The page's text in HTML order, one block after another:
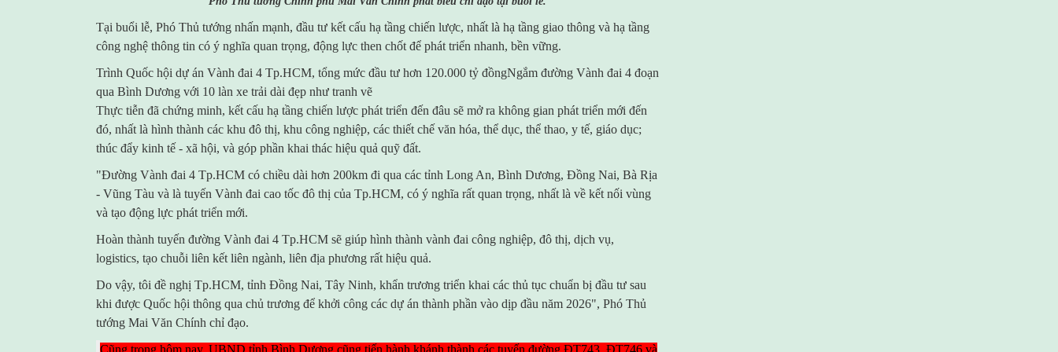
Tại buổi lễ, Phó Thủ tướng nhấn mạnh, đầu tư kết cấu hạ tầng chiến lược, nhất là hạ tầng giao thông và hạ tầng
công nghệ thông tin có ý nghĩa quan trọng, động lực then chốt để phát triển nhanh, bền vững.
Trình Quốc hội dự án Vành đai 4 Tp.HCM, tổng mức đầu tư hơn 120.000 tỷ đồngNgắm đường Vành đai 4 đoạn
qua Bình Dương với 10 làn xe trải dài đẹp như tranh vẽ
Thực tiễn đã chứng minh, kết cấu hạ tầng chiến lược phát triển đến đâu sẽ mở ra không gian phát triển mới đến
đó, nhất là hình thành các khu đô thị, khu công nghiệp, các thiết chế văn hóa, thể dục, thể thao, y tế, giáo dục;
thúc đẩy kinh tế - xã hội, và góp phần khai thác hiệu quả quỹ đất.
"Đường Vành đai 4 Tp.HCM có chiều dài hơn 200km đi qua các tỉnh Long An, Bình Dương, Đồng Nai, Bà Rịa
- Vũng Tàu và là tuyến Vành đai cao tốc đô thị của Tp.HCM, có ý nghĩa rất quan trọng, nhất là về kết nối vùng
và tạo động lực phát triển mới.
Hoàn thành tuyến đường Vành đai 4 Tp.HCM sẽ giúp hình thành vành đai công nghiệp, đô thị, dịch vụ,
logistics, tạo chuỗi liên kết liên ngành, liên địa phương rất hiệu quả.
Do vậy, tôi đề nghị Tp.HCM, tỉnh Đồng Nai, Tây Ninh, khẩn trương triển khai các thủ tục chuẩn bị đầu tư sau
khi được Quốc hội thông qua chủ trương để khởi công các dự án thành phần vào dịp đầu năm 2026", Phó Thủ
tướng Mai Văn Chính chỉ đạo.